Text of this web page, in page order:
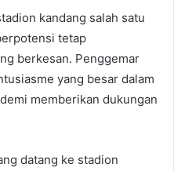
kandang salah satu
tetap
berkesan. Penggemar
yang besar dalam
memberikan dukungan
datang ke stadion